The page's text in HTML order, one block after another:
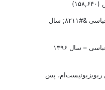
(۱۵۸,۶۴۰)
لیست دانلود سخنرانی های استاد حسن عباسی &#۸۲۱۱; سال
– سال ۱۳۹۶
۹۴ با موضوع من ریویزیونیست‌ام، پس